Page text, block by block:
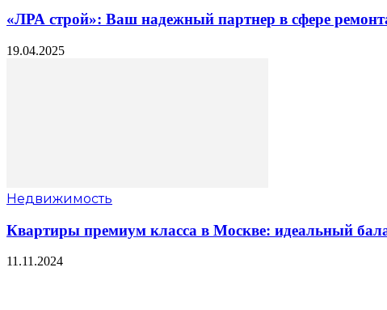
«ЛРА строй»: Ваш надежный партнер в сфере
19.04.2025
Недвижимость
Квартиры премиум класса в Москве: идеальный
11.11.2024